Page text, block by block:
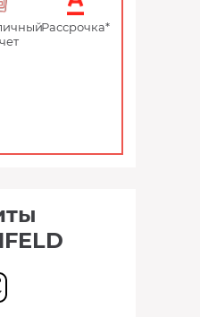
Рассрочка*